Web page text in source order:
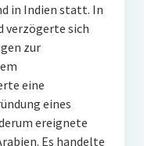
in Indien statt. In
verzögerte sich
zur
eine
eines
ereignete
Es handelte